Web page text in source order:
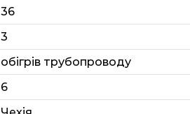
36
3
обігрів трубопроводу
6